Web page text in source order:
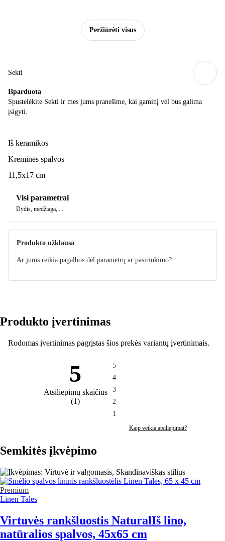
Peržiūrėti visus
Sekti
Išparduota
Spustelėkite Sekti ir mes jums pranešime, kai gaminį vėl bus galima
įsigyti.
Iš keramikos
Kreminės spalvos
11,5x17 cm
Visi parametrai
Dydis, medžiaga, ...
Produkto užklausa
Ar jums reikia pagalbos dėl parametrų ar pasirinkimo?
Produkto įvertinimas
Rodomas įvertinimas pagrįstas šios prekės variantų įvertinimais.
5
Atsiliepimų skaičius
(1)
5
4
3
2
1
Kaip veikia atsiliepimai?
Semkitės įkvėpimo
Premium
Linen Tales
Virtuvės rankšluostis NaturalIš lino,
natūralios spalvos, 45x65 cm